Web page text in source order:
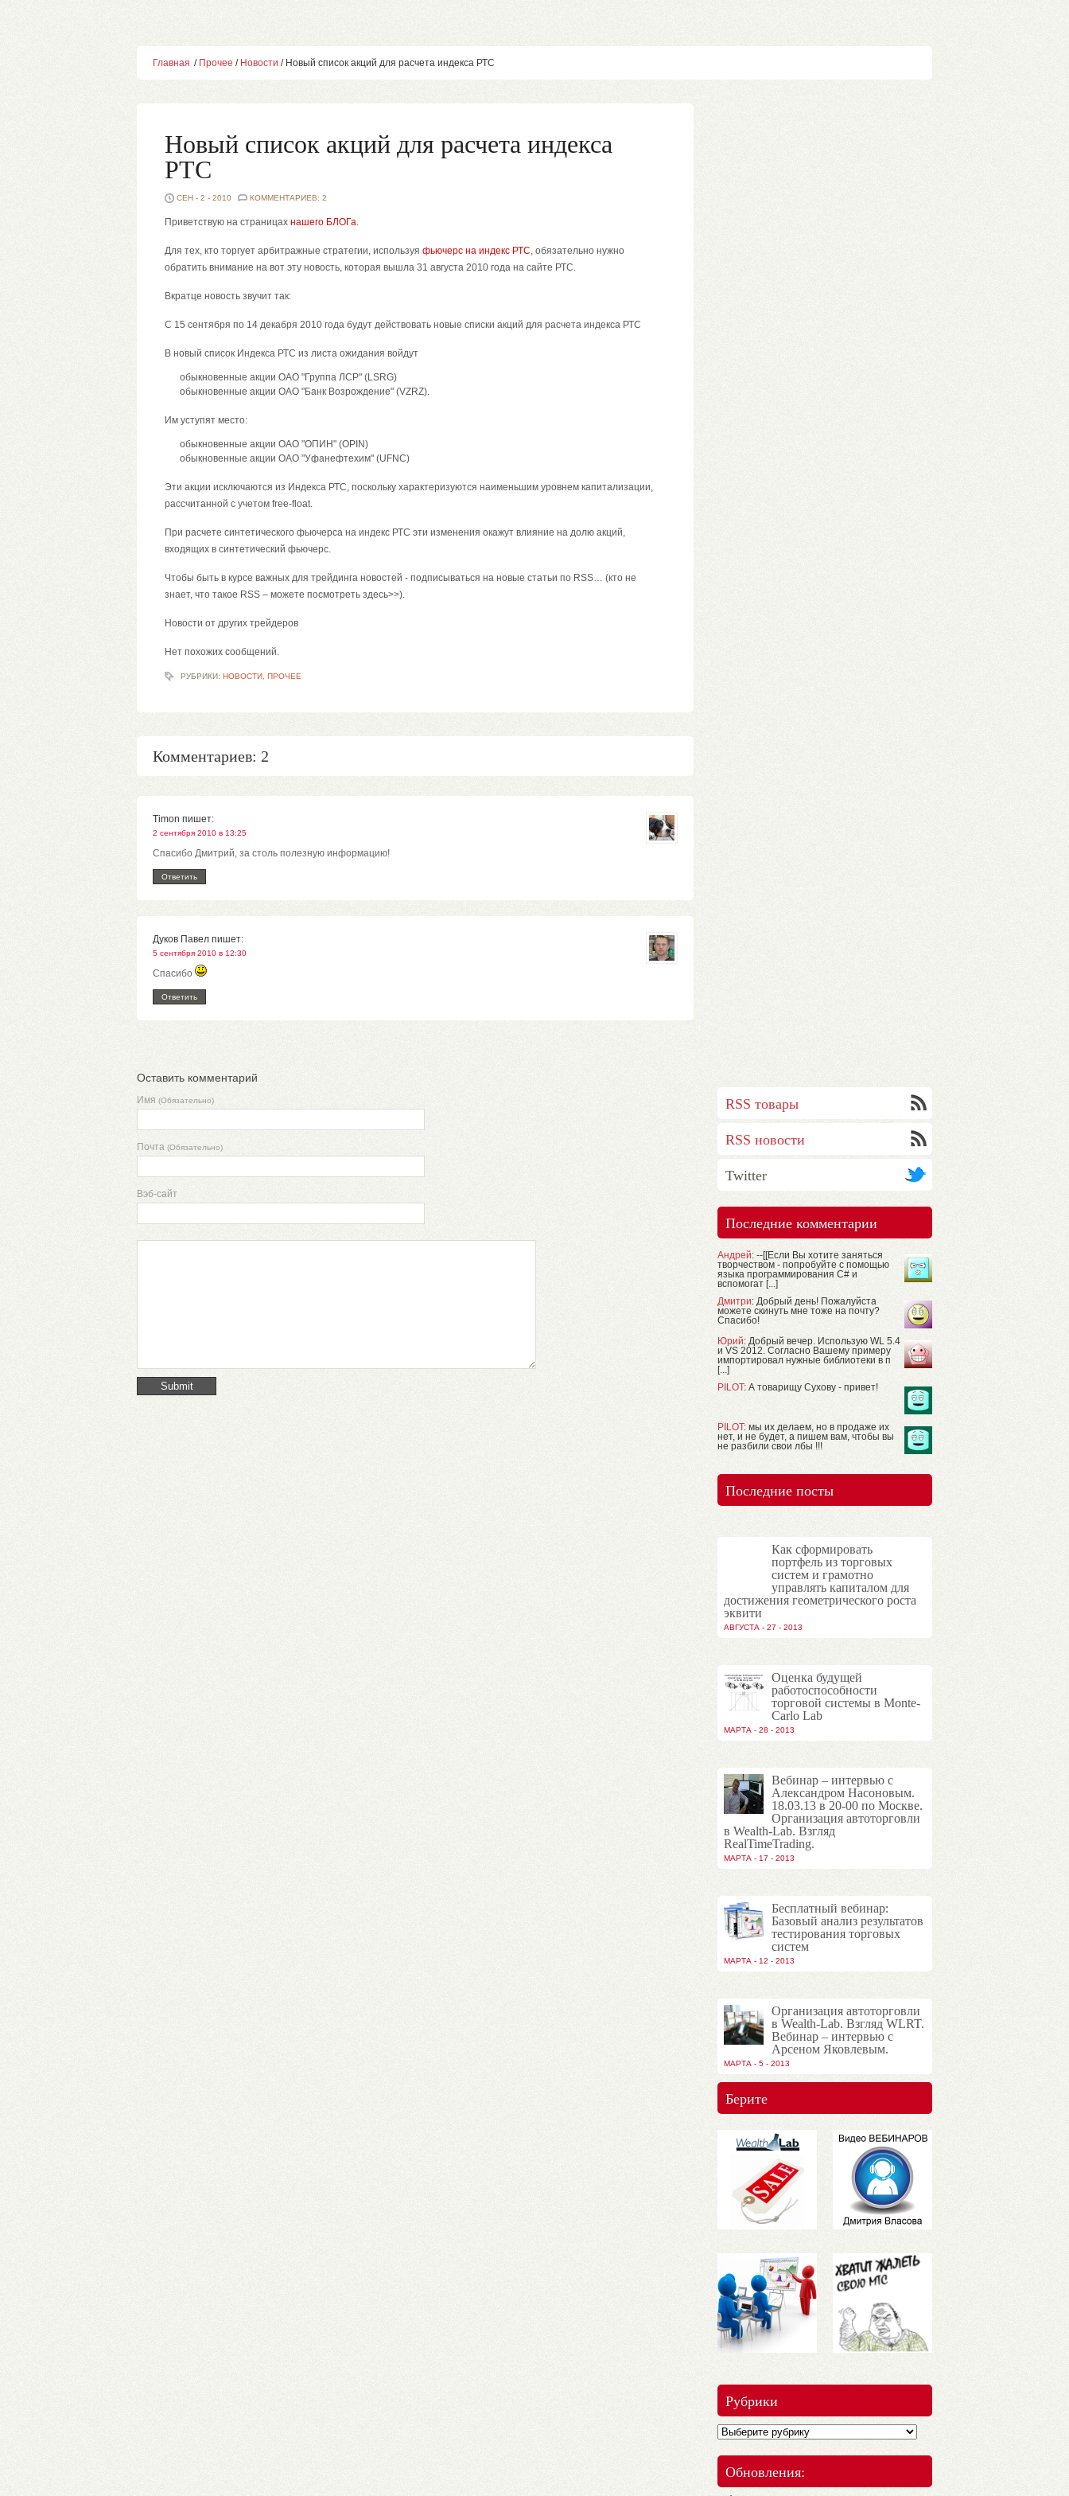
Главная / Прочее / Новости / Новый список акций для расчета индекса РТС
Новый список акций для расчета индекса
РТС
СЕН - 2 - 2010 КОММЕНТАРИЕВ: 2
Приветствую на страницах нашего БЛОГа.
Для тех, кто торгует арбитражные стратегии, используя фьючерс на индекс РТС, обязательно нужно
обратить внимание на вот эту новость, которая вышла 31 августа 2010 года на сайте РТС.
Вкратце новость звучит так:
С 15 сентября по 14 декабря 2010 года будут действовать новые списки акций для расчета индекса РТС
В новый список Индекса РТС из листа ожидания войдут
обыкновенные акции ОАО "Группа ЛСР" (LSRG)
обыкновенные акции ОАО "Банк Возрождение" (VZRZ).
Им уступят место:
обыкновенные акции ОАО "ОПИН" (OPIN)
обыкновенные акции ОАО "Уфанефтехим" (UFNC)
Эти акции исключаются из Индекса РТС, поскольку характеризуются наименьшим уровнем капитализации,
рассчитанной с учетом free-float.
При расчете синтетического фьючерса на индекс РТС эти изменения окажут влияние на долю акций,
входящих в синтетический фьючерс.
Чтобы быть в курсе важных для трейдинга новостей - подписываться на новые статьи по RSS… (кто не
знает, что такое RSS – можете посмотреть здесь>>).
Новости от других трейдеров
Нет похожих сообщений.
РУБРИКИ: НОВОСТИ ПРОЧЕЕ
Комментариев: 2
Timon пишет:
2 сентября 2010 в 13:25
Спасибо Дмитрий, за столь полезную информацию!
Ответить
Дуков Павел пишет:
5 сентября 2010 в 12:30
Спасибо
Ответить
Оставить комментарий
Имя (Обязательно)
Почта (Обязательно)
Вэб-сайт
RSS товары
RSS новости
Twitter
Последние комментарии
Андрей: --[[Если Вы хотите заняться
творчеством - попробуйте с помощью
языка программирования C# и
вспомогат [...]
Дмитри: Добрый день! Пожалуйста
можете скинуть мне тоже на почту?
Спасибо!
Юрий: Добрый вечер. Использую WL 5.4
и VS 2012. Согласно Вашему примеру
импортировал нужные библиотеки в п
[...]
PILOT: А товарищу Сухову - привет!
PILOT: мы их делаем, но в продаже их
нет, и не будет, а пишем вам, чтобы вы
не разбили свои лбы !!!
Последние посты
Как сформировать
портфель из торговых
систем и грамотно
управлять капиталом для
достижения геометрического роста
эквити
АВГУСТА - 27 - 2013
Оценка будущей
работоспособности
торговой системы в Monte-
Carlo Lab
МАРТА - 28 - 2013
Вебинар – интервью с
Александром Насоновым.
18.03.13 в 20-00 по Москве.
Организация автоторговли
в Wealth-Lab. Взгляд
RealTimeTrading.
МАРТА - 17 - 2013
Бесплатный вебинар:
Базовый анализ результатов
тестирования торговых
систем
МАРТА - 12 - 2013
Организация автоторговли
в Wealth-Lab. Взгляд WLRT.
Вебинар – интервью с
Арсеном Яковлевым.
МАРТА - 5 - 2013
Берите
Рубрики
Обновления: